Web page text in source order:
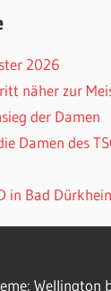
2026
näher zur
der Damen
Damen des
in Bad
Wellington